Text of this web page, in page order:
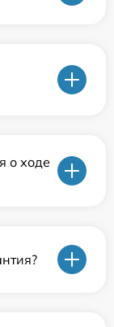
о ходе